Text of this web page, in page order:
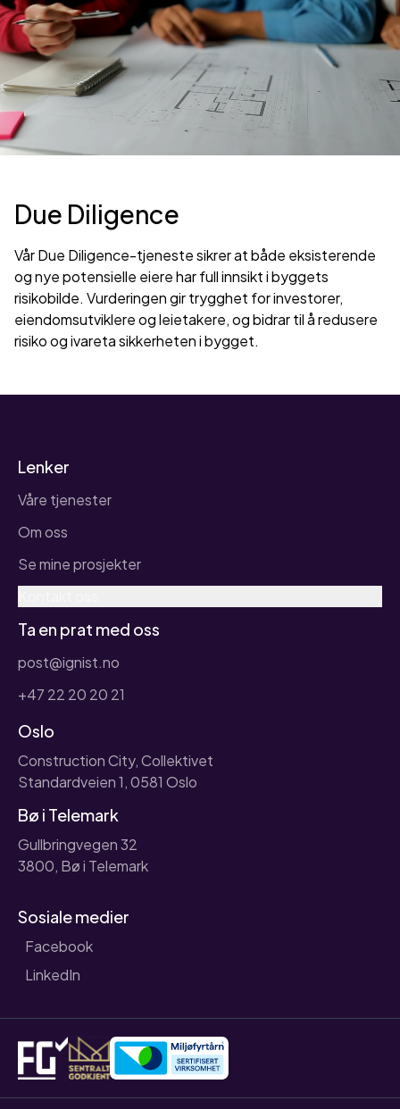
Due Diligence
Vår Due Diligence-tjeneste sikrer at både eksisterende
og nye potensielle eiere har full innsikt i byggets
risikobilde. Vurderingen gir trygghet for investorer,
eiendomsutviklere og leietakere, og bidrar til å redusere
risiko og ivareta sikkerheten i bygget.
Lenker
Våre tjenester
Om oss
Se mine prosjekter
Ta en prat med oss
post@ignist.no
+47 22 20 20 21
Oslo
Construction City, Collektivet
Standardveien 1, 0581 Oslo
Bø i Telemark
Gullbringvegen 32
3800, Bø i Telemark
Sosiale medier
Facebook
LinkedIn